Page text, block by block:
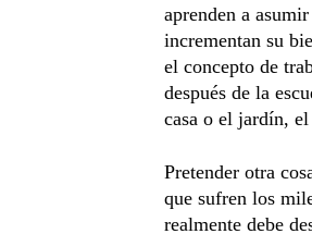
aprenden a
incrementan su
el concepto de
después de la
casa o el jardín,
Pretender otra
que sufren los
realmente debe